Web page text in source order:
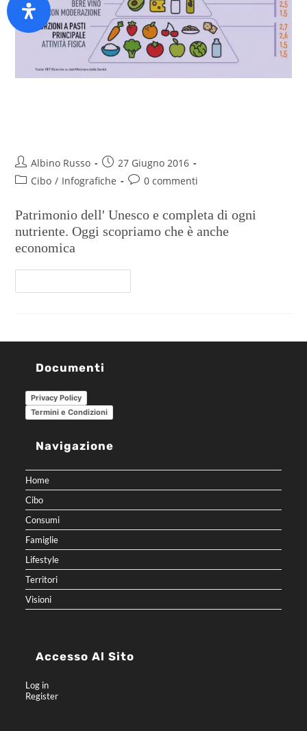
Albino Russo
27 Giugno 2016
Cibo / Infografiche 0 commenti
Patrimonio dell' Unesco e completa di ogni
nutriente. Oggi scopriamo che è anche
economica
Documenti
Privacy Policy
Termini e Condizioni
Navigazione
Home
Cibo
Consumi
Famiglie
Lifestyle
Territori
Visioni
Accesso Al Sito
Log in
Register